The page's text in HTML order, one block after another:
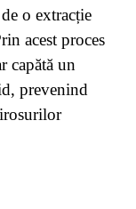
o extracție
acest proces
capătă un
prevenind